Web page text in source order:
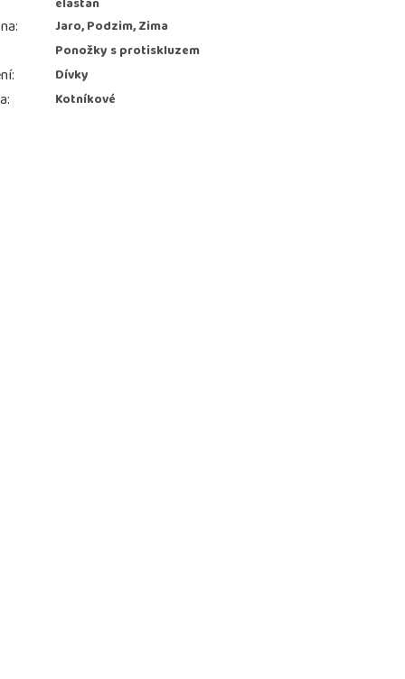
:
Jaro, Podzim, Zima
Ponožky s protiskluzem
: Dívky
: Kotníkové